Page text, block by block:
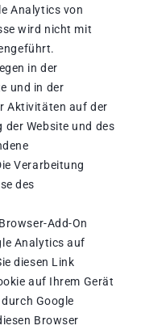
Analytics von
wird nicht mit
in der
und in der
Aktivitäten auf der
der Website und des
Verarbeitung
des
Add-On
Analytics auf
diesen Link
auf Ihrem Gerät
Google
Browser